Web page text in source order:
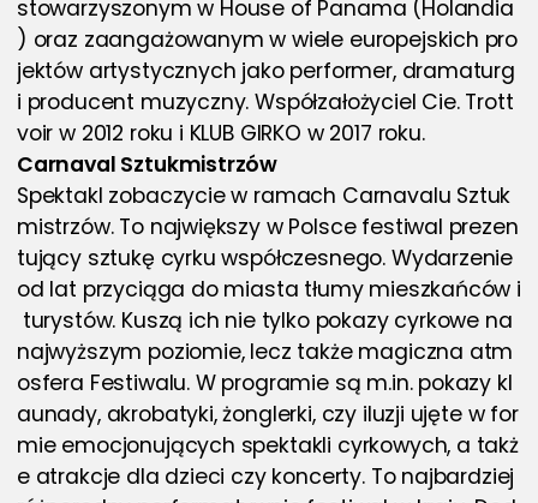
stowarzyszonym w House of Panama (Holandia
) oraz zaangażowanym w wiele europejskich pro
jektów artystycznych jako performer, dramaturg
i producent muzyczny. Współzałożyciel Cie. Trott
voir w 2012 roku i KLUB GIRKO w 2017 roku.
Carnaval Sztukmistrzów
Spektakl zobaczycie w ramach Carnavalu Sztuk
mistrzów. To największy w Polsce festiwal prezen
tujący sztukę cyrku współczesnego. Wydarzenie
od lat przyciąga do miasta tłumy mieszkańców i
turystów. Kuszą ich nie tylko pokazy cyrkowe na
najwyższym poziomie, lecz także magiczna atm
osfera Festiwalu. W programie są m.in. pokazy kl
aunady, akrobatyki, żonglerki, czy iluzji ujęte w for
mie emocjonujących spektakli cyrkowych, a takż
e atrakcje dla dzieci czy koncerty. To najbardziej